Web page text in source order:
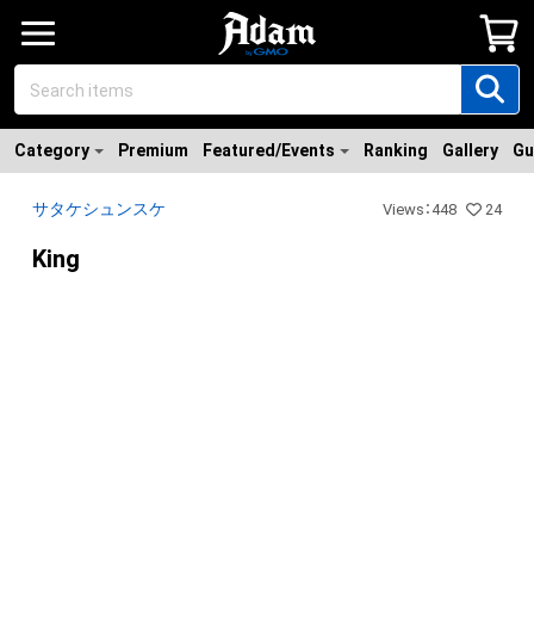
Category Premium Featured/Events Ranking Gallery
サタケシュンスケ Views ：448 24
King